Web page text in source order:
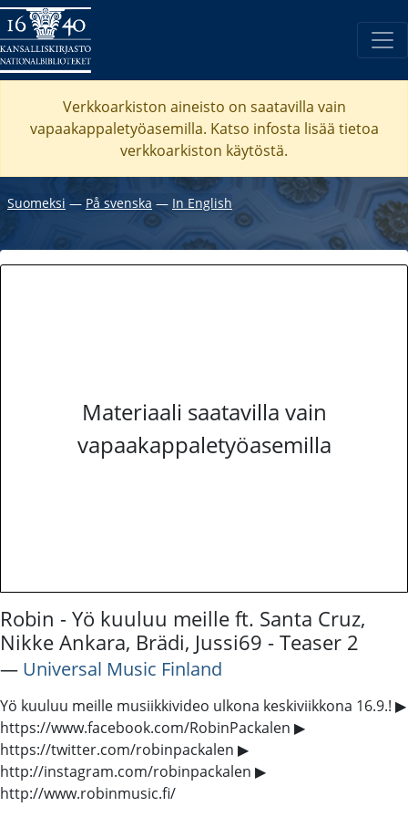
Verkkoarkiston aineisto on saatavilla vain
vapaakappaletyöasemilla. Katso infosta lisää tietoa
verkkoarkiston käytöstä.
Suomeksi ― På svenska ― In English
Materiaali saatavilla vain
vapaakappaletyöasemilla
Robin - Yö kuuluu meille ft. Santa Cruz,
Nikke Ankara, Brädi, Jussi69 - Teaser 2
― Universal Music Finland
Yö kuuluu meille musiikkivideo ulkona keskiviikkona 16.9.! ▶
https://www.facebook.com/RobinPackalen ▶
https://twitter.com/robinpackalen ▶
http://instagram.com/robinpackalen ▶
http://www.robinmusic.fi/